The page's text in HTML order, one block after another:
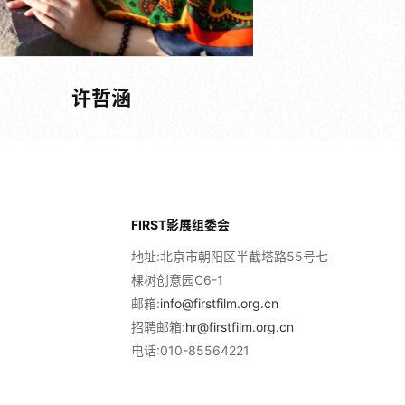
许哲涵
FIRST影展组委会
地址:北京市朝阳区半截塔路55号七
棵树创意园C6-1
邮箱:info@firstfilm.org.cn
招聘邮箱:hr@firstfilm.org.cn
电话:010-85564221